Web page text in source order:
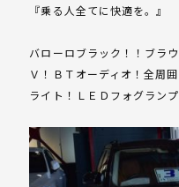
『乗る人全てに快適を。』
バローロブラック！！ブラ
Ｖ！ＢＴオーディオ！全周
ライト！ＬＥＤフォグラン